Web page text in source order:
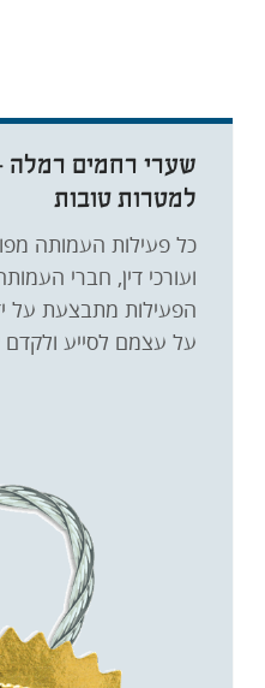
שערי רחמים רמלה
למטרות טובות
כל פעילות העמותה
ועורכי דין, חברי
הפעילות מתבצעת על
על עצמם לסייע